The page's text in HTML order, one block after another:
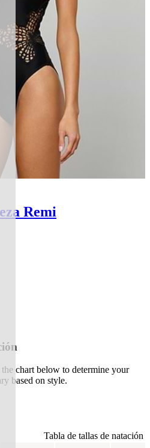
Remi
chart below to determine your
based on style.
Tabla de tallas de natación